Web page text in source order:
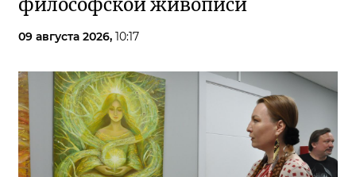
философской живописи
09 августа 2026, 10:17